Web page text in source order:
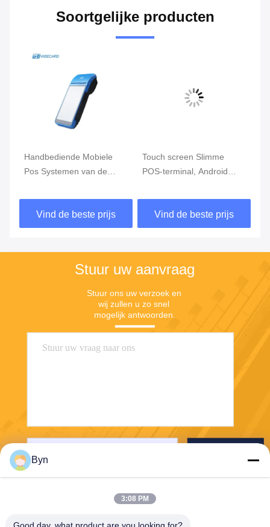
Soortgelijke producten
Handbediende Mobiele
Pos Systemen van de
Pos Eindrand GPRS
5800mAh
Vind de beste prijs
Touch screen Slimme
POS-terminal, Android
Vingerafdruklezer
Vind de beste prijs
Stuur uw aanvraag
Stuur ons uw verzoek en
wij zullen u zo snel
mogelijk antwoorden.
Byn
3:08 PM